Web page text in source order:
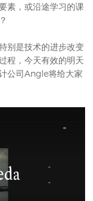
素，或沿途学习的课
别是技术的进步改变
程，今天有效的明天
公司Angle将给大家